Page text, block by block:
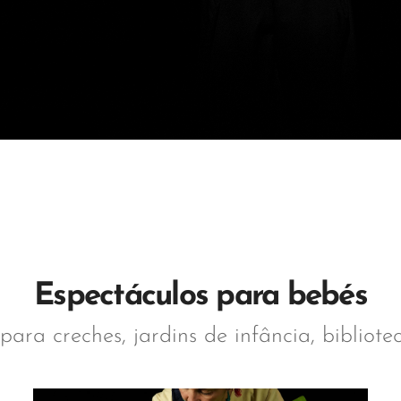
Espectáculos para bebés
creches, jardins de infância,